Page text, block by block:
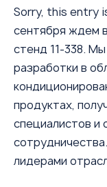
Sorry, this entry
сентября ждем
стенд 11-338.
разработки в
продуктах,
специалистов и
лидерами